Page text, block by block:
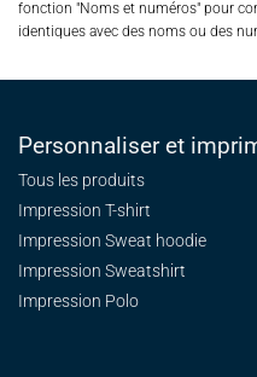
fonction "Noms et numéros" pour
identiques avec des noms ou des
Personnaliser et
Tous les produits
Impression T-shirt
Impression Sweat hoodie
Impression Sweatshirt
Impression Polo